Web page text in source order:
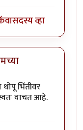
सदस्य व्हा
श्रीनिवास टिळक
भिंतीवर
वाचत आहे.